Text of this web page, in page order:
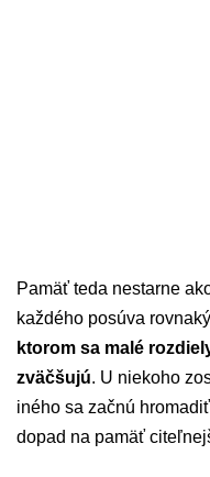
Pamäť teda nestarne
každého posúva
ktorom sa malé
zväčšujú. U niekoho
iného sa začnú
dopad na pamäť